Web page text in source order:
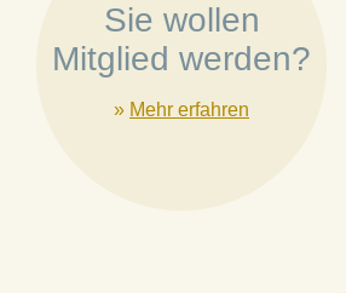
Sie wollen
Mitglied werden?
» Mehr erfahren